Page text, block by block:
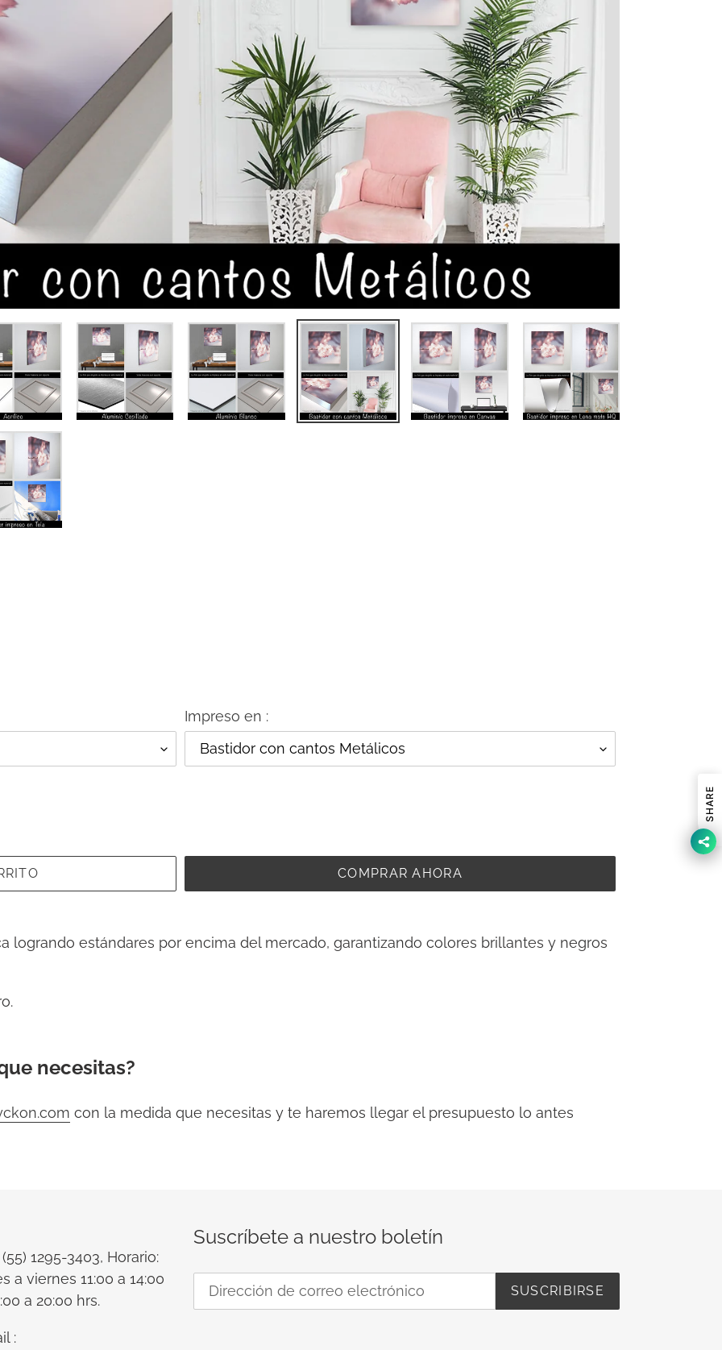
Impreso en :
COMPRAR AHORA
logrando estándares por encima del mercado, garantizando colores brillantes y negros
necesitas?
con la medida que necesitas y te haremos llegar el presupuesto lo antes
(55) 1295-3403, Horario:
a viernes 11:00 a 14:00
a 20:00 hrs.
:
Suscríbete a nuestro boletín
SUSCRIBIRSE
SHARE